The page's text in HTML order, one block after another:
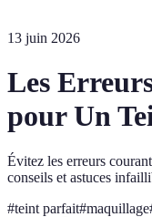
13 juin 2026
Les
pour Un
Évitez les erreurs
conseils et astuces
#teint parfait#maquillage